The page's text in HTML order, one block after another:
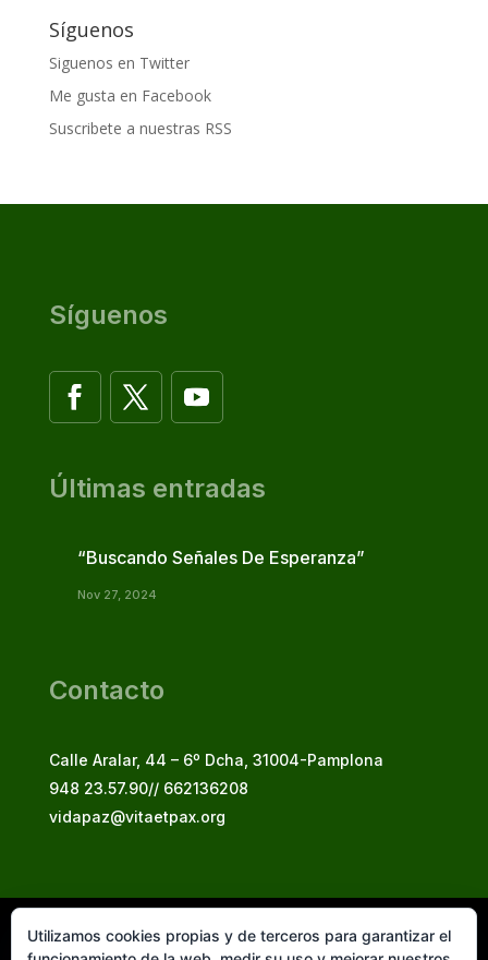
Síguenos
Siguenos en Twitter
Me gusta en Facebook
Suscribete a nuestras RSS
Síguenos
Últimas entradas
“Buscando Señales De Esperanza”
Nov 27, 2024
Contacto
Calle Aralar, 44 – 6º Dcha, 31004-Pamplona
948 23.57.90// 662136208
vidapaz@vitaetpax.org
Vita et Pax, 2025
Utilizamos cookies propias y de terceros para garantizar el